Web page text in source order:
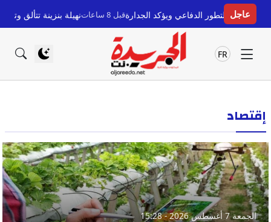
عاجل
ويؤكد الجدارةقبل 8 ساعات نهيلة بنزينة تتألق وتحصد جائزة أفضل
FR
إقتصاد
الجمعة 7 أغسطس 2026 - 15:28